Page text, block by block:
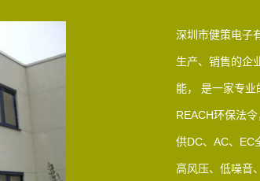
深圳市健策电子
生产、销售的企
能， 是一家专业
REACH环保法
供DC、AC、EC
高风压、低噪音